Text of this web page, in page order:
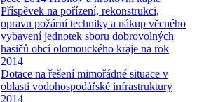
Příspěvek na pořízení, rekonstrukci,
opravu požární techniky a nákup věcného
vybavení jednotek sboru dobrovolných
hasičů obcí olomouckého kraje na rok
2014
Dotace na řešení mimořádné situace v
oblasti vodohospodářské infrastruktury
2014